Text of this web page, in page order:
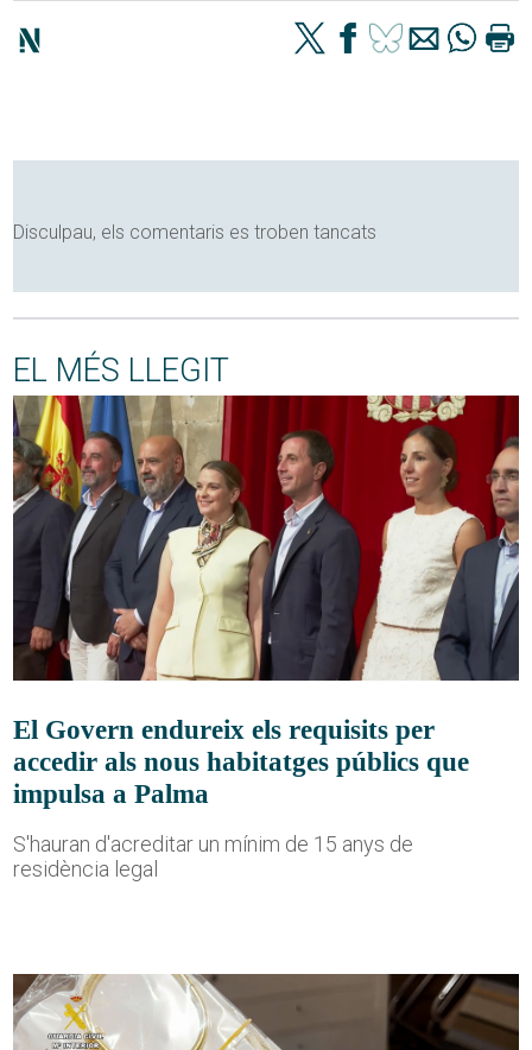
Disculpau, els comentaris es troben tancats
EL MÉS LLEGIT
El Govern endureix els requisits per
accedir als nous habitatges públics que
impulsa a Palma
S'hauran d'acreditar un mínim de 15 anys de
residència legal